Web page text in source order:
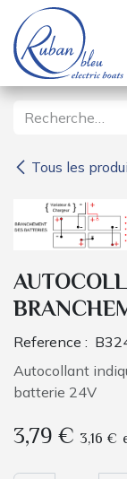
Se rendre au
Tous les
Reference :
Autocollant
batterie 24V
3,79€ 3,16 €